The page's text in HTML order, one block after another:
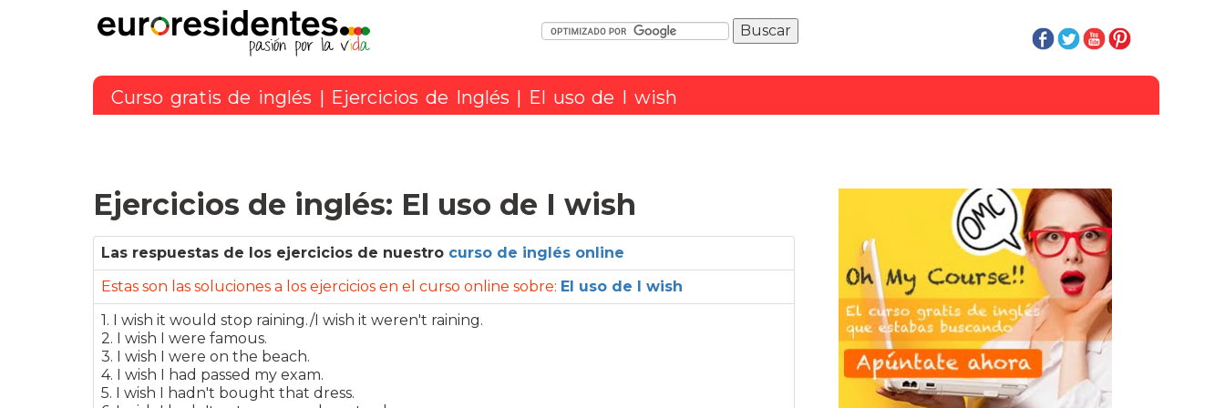
Curso gratis de inglés | Ejercicios de Inglés | El uso de I wish
Ejercicios de inglés: El uso de I wish
Las respuestas de los ejercicios de nuestro curso de inglés online
Estas son las soluciones a los ejercicios en el curso online sobre: El uso de I wish
1. I wish it would stop raining./I wish it weren't raining.
2. I wish I were famous.
3. I wish I were on the beach.
4. I wish I had passed my exam.
5. I wish I hadn't bought that dress.